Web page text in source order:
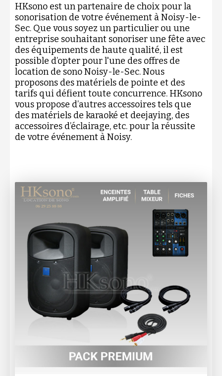
HKsono est un partenaire de choix pour la
sonorisation de votre événement à Noisy-le-
Sec. Que vous soyez un particulier ou une
entreprise souhaitant sonoriser une fête avec
des équipements de haute qualité, il est
possible d’opter pour l'une des offres de
location de sono Noisy-le-Sec. Nous
proposons des matériels de pointe et des
tarifs qui défient toute concurrence. HKsono
vous propose d’autres accessoires tels que
des matériels de karaoké et deejaying, des
accessoires d’éclairage, etc. pour la réussite
de votre événement à Noisy.